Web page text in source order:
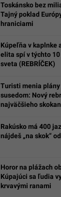
Toskánsko bez
Tajný poklad
hraniciami
Kúpeľňa v kaplnke
elita spí v týchto
sveta (REBRÍČEK)
Turisti menia
susedom: Nový
najväčšieho
Rakúsko má 400
nájdeš „na skok“
Horor na plážach
Kúpajúci sa ľudia
krvavými ranami